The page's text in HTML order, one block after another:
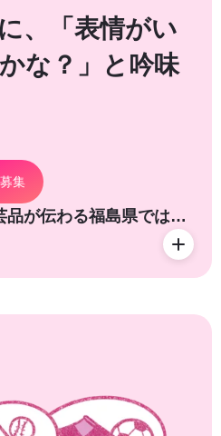
、「表情がい
な？」と吟味
集
品が伝わる福島県では…